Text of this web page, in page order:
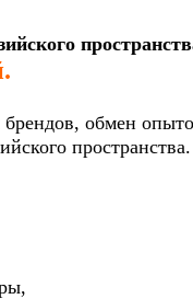
обмен
пространства.